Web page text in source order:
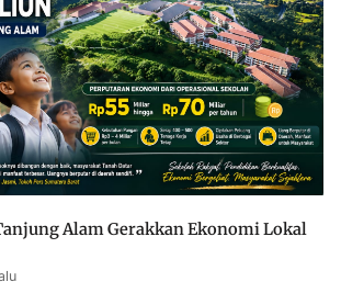
Alam Gerakkan Ekonomi Lokal